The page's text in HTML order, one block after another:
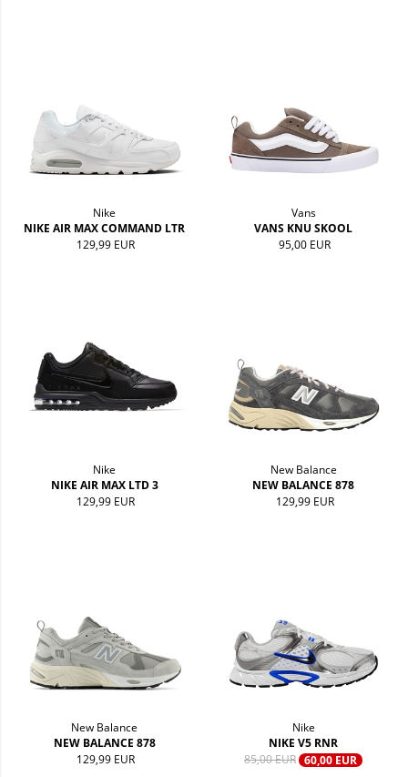
Nike
NIKE AIR MAX COMMAND LTR
129,99 EUR
Vans
VANS KNU SKOOL
95,00 EUR
Nike
NIKE AIR MAX LTD 3
129,99 EUR
New Balance
NEW BALANCE 878
129,99 EUR
New Balance
NEW BALANCE 878
129,99 EUR
Nike
NIKE V5 RNR
85,00 EUR 60,00 EUR